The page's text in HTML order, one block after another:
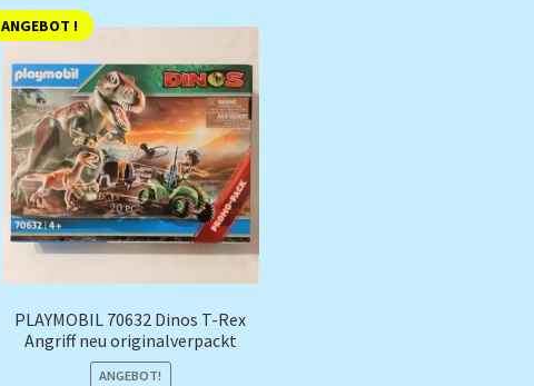
ANGEBOT !
PLAYMOBIL 70632 Dinos T-Rex
Angriff neu originalverpackt
ANGEBOT!